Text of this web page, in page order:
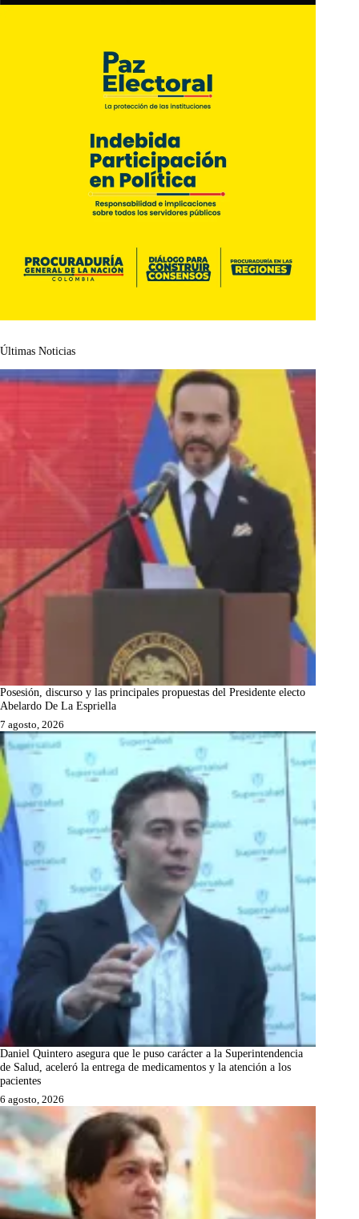
Últimas Noticias
Posesión, discurso y las principales propuestas del Presidente electo
Abelardo De La Espriella
7 agosto, 2026
Daniel Quintero asegura que le puso carácter a la Superintendencia
de Salud, aceleró la entrega de medicamentos y la atención a los
pacientes
6 agosto, 2026